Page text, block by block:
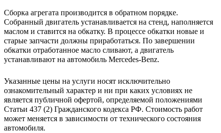
Сборка агрегата производится в обратном порядке.
Собранный двигатель устанавливается на стенд, наполняется
маслом и ставится на обкатку. В процессе обкатки новые и
старые запчасти должны приработаться. По завершении
обкатки отработанное масло сливают, а двигатель
устанавливают на автомобиль Mercedes-Benz.
Указанные цены на услуги носят исключительно
ознакомительный характер и ни при каких условиях не
является публичной офертой, определяемой положениями
Статьи 437 (2) Гражданского кодекса РФ. Стоимость работ
может меняется в зависимости от технического состояния
автомобиля.